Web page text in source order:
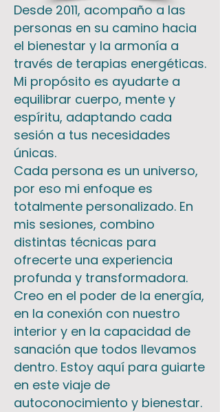
Desde 2011, acompaño a las
personas en su camino hacia
el bienestar y la armonía a
través de terapias energéticas.
Mi propósito es ayudarte a
equilibrar cuerpo, mente y
espíritu, adaptando cada
sesión a tus necesidades
únicas.
Cada persona es un universo,
por eso mi enfoque es
totalmente personalizado. En
mis sesiones, combino
distintas técnicas para
ofrecerte una experiencia
profunda y transformadora.
Creo en el poder de la energía,
en la conexión con nuestro
interior y en la capacidad de
sanación que todos llevamos
dentro. Estoy aquí para guiarte
en este viaje de
autoconocimiento y bienestar.